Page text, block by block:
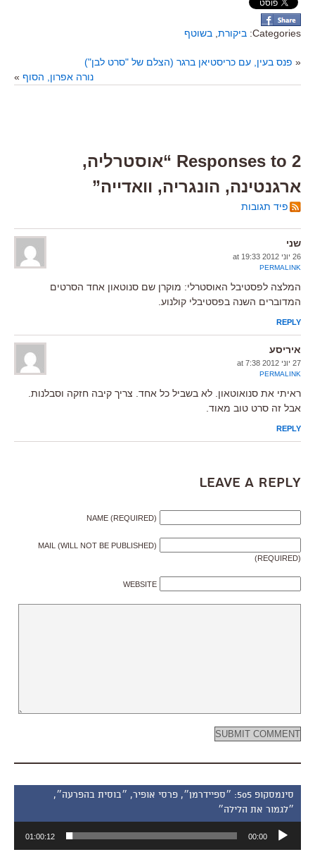
Categories: ביקורת בשוטף
« פנס בעין, עם כריסטיאן ברגר (הצלם של "סרט לבן")
נורה אפרון, הסוף »
2 Responses to “אוסטרליה,
ארגנטינה, הונגריה, וואדייה”
פיד תגובות
שני
26 יוני 2012 at 19:33
PERMALINK
המלצה לפסטיבל האוסטרלי: מוקרן שם סנוטאון אחד הסרטים
המדוברים השנה בפסטיבלי קולנוע.
REPLY
איריסע
27 יוני 2012 at 7:38
PERMALINK
ראיתי את סנואוטאון. לא בשביל כל אחד. צריך קיבה חזקה וסבלנות.
אבל זה סרט טוב מאוד.
REPLY
Leave a Reply
NAME (REQUIRED)
MAIL (WILL NOT BE PUBLISHED)
(REQUIRED)
WEBSITE
סינמסקופ 505: ״ספיידרמן״, פרסי אופיר, ״בוסית בהפרעה״,
״לגמור את הלילה״
אודיו
00:00
01:00:12